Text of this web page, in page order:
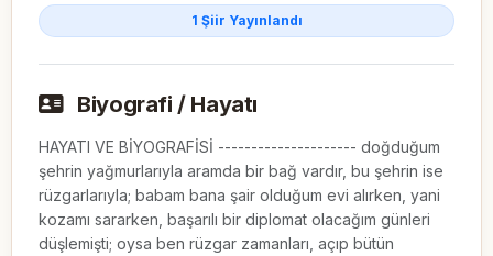
1 Şiir Yayınlandı
Biyografi / Hayatı
HAYATI VE BİYOGRAFİSİ --------------------- doğduğum
şehrin yağmurlarıyla aramda bir bağ vardır, bu şehrin ise
rüzgarlarıyla; babam bana şair olduğum evi alırken, yani
kozamı sararken, başarılı bir diplomat olacağım günleri
düşlemişti; oysa ben rüzgar zamanları, açıp bütün